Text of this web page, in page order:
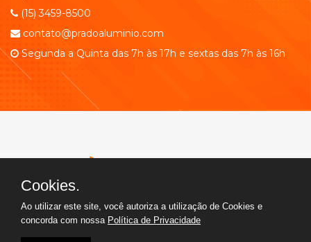
(15) 3459-8500
contato@pradoaluminio.com
Segunda a Quinta das 7h às 17h e sextas das 7h às 16h
Cookies.
Ao utilizar este site, você autoriza a utilização de Cookies e
concorda com nossa Política de Privacidade